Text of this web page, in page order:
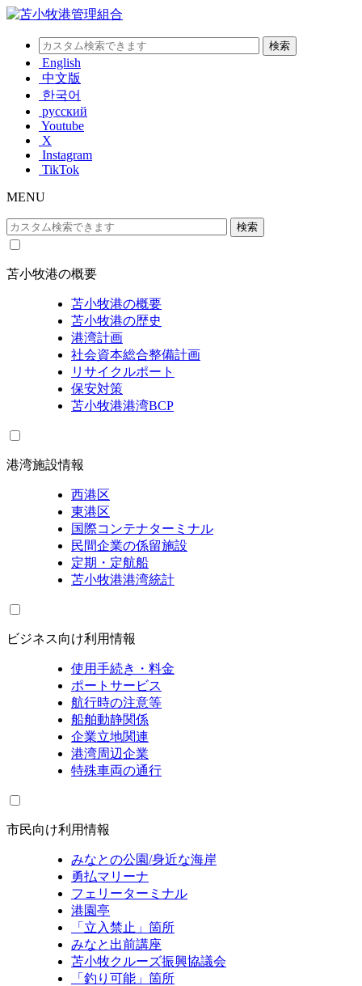
English
中文版
한국어
русский
Youtube
X
Instagram
TikTok
MENU
苫小牧港の概要
苫小牧港の概要
苫小牧港の歴史
港湾計画
社会資本総合整備計画
リサイクルポート
保安対策
苫小牧港港湾BCP
港湾施設情報
西港区
東港区
国際コンテナターミナル
民間企業の係留施設
定期・定航船
苫小牧港港湾統計
ビジネス向け利用情報
使用手続き・料金
ポートサービス
航行時の注意等
船舶動静関係
企業立地関連
港湾周辺企業
特殊車両の通行
市民向け利用情報
みなとの公園/身近な海岸
勇払マリーナ
フェリーターミナル
港園亭
「立入禁止」箇所
みなと出前講座
苫小牧クルーズ振興協議会
「釣り可能」箇所